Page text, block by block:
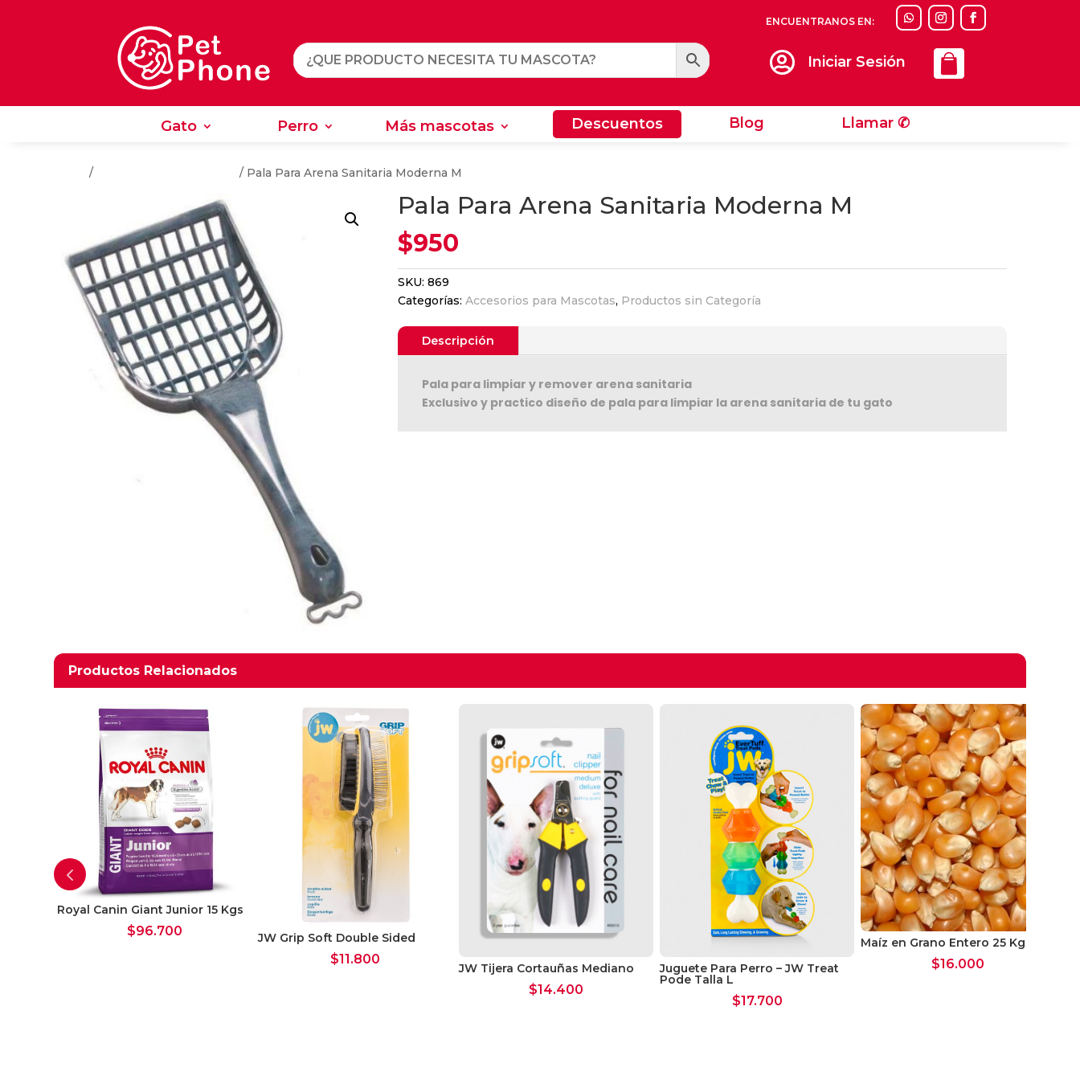
ENCUENTRANOS EN:
 Iniciar Sesión
Gato Perro Más mascotas Descuentos Blog Llamar ✆
Llamar ✆
/ / Pala Para Arena Sanitaria Moderna M
Pala Para Arena Sanitaria Moderna M
$950
SKU: 869
Categorías: Accesorios para Mascotas, Productos sin Categoría
Descripción
Pala para limpiar y remover arena sanitaria
Exclusivo y practico diseño de pala para limpiar la arena sanitaria de tu gato
Productos Relacionados
Productos relacionados
Royal Canin Giant Junior 15 Kgs
$96.700 JW Grip Soft Double Sided
$11.800
JW Tijera Cortauñas Mediano
$14.400
Juguete Para Perro – JW Treat
Pode Talla L
$17.700
Maíz en Grano Entero 25 Kgs
$16.000